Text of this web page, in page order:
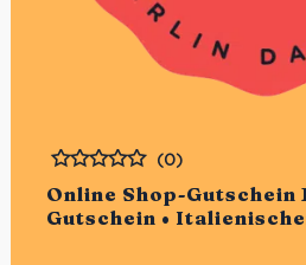
Online Shop-Gutschein
Gutschein •
Bewertet
(0)